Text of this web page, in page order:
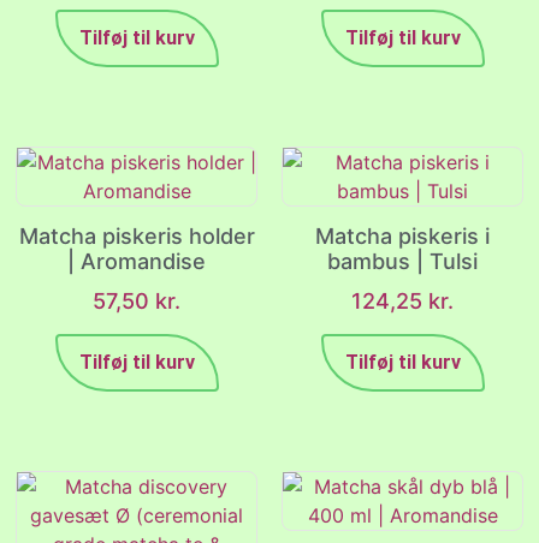
Tilføj til kurv Tilføj til kurv
Matcha piskeris holder
| Aromandise
57,50 kr.
Tilføj til kurv
Matcha piskeris i
bambus | Tulsi
124,25 kr.
Tilføj til kurv